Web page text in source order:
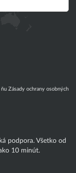
ňu Zásady ochrany osobných
podpora. Všetko od
10 minút.